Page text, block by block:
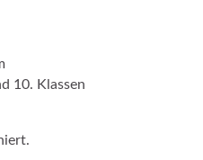
10. Klassen